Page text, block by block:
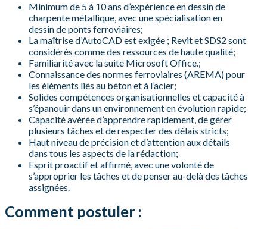
Minimum de 5 à 10 ans d’expérience en dessin de
charpente métallique, avec une spécialisation en
dessin de ponts ferroviaires;
La maîtrise d’AutoCAD est exigée ; Revit et SDS2 sont
considérés comme des ressources de haute qualité;
Familiarité avec la suite Microsoft Office.;
Connaissance des normes ferroviaires (AREMA) pour
les éléments liés au béton et à l’acier;
Solides compétences organisationnelles et capacité à
s’épanouir dans un environnement en évolution rapide;
Capacité avérée d’apprendre rapidement, de gérer
plusieurs tâches et de respecter des délais stricts;
Haut niveau de précision et d’attention aux détails
dans tous les aspects de la rédaction;
Esprit proactif et affirmé, avec une volonté de
s’approprier les tâches et de penser au-delà des tâches
assignées.
Comment postuler :